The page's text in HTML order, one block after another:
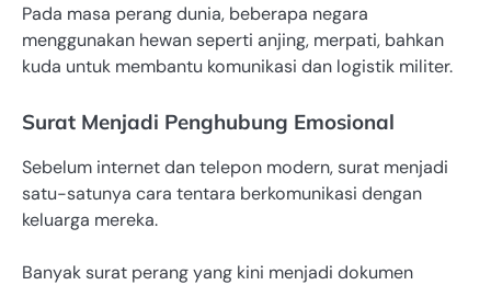
Pada masa perang dunia, beberapa negara
menggunakan hewan seperti anjing, merpati, bahkan
kuda untuk membantu komunikasi dan logistik militer.
Surat Menjadi Penghubung Emosional
Sebelum internet dan telepon modern, surat menjadi
satu-satunya cara tentara berkomunikasi dengan
keluarga mereka.
Banyak surat perang yang kini menjadi dokumen